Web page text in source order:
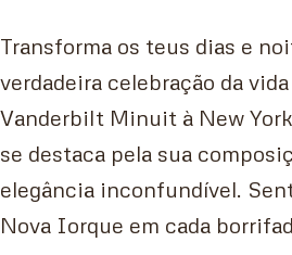
Transforma os teus dias e
verdadeira celebração da
Vanderbilt Minuit à New
se destaca pela sua
elegância inconfundível.
Nova Iorque em cada